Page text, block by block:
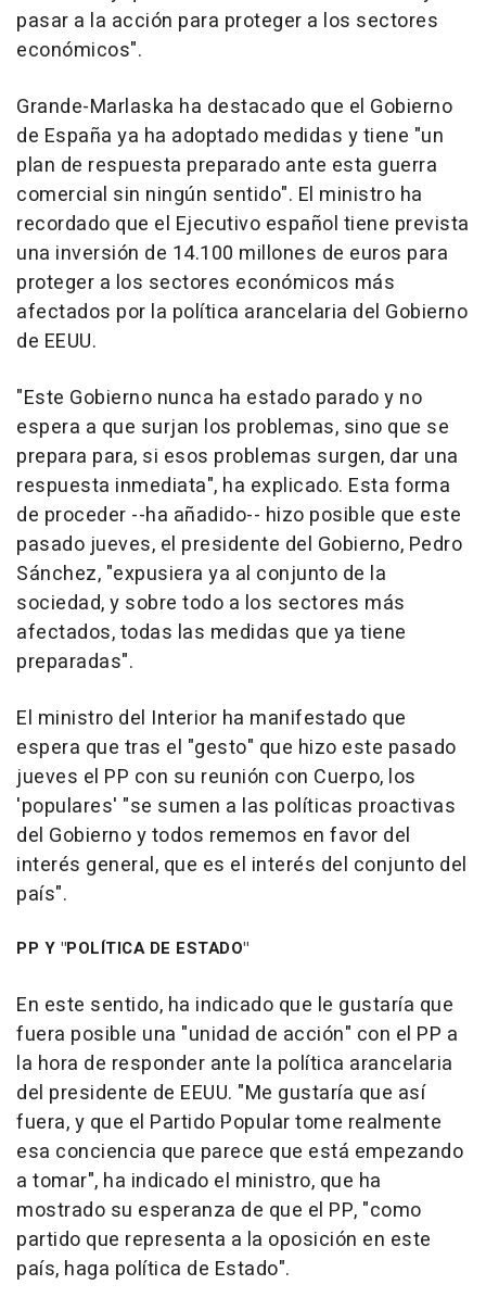
pasar a la acción para proteger a los sectores
económicos".
Grande-Marlaska ha destacado que el Gobierno
de España ya ha adoptado medidas y tiene "un
plan de respuesta preparado ante esta guerra
comercial sin ningún sentido". El ministro ha
recordado que el Ejecutivo español tiene prevista
una inversión de 14.100 millones de euros para
proteger a los sectores económicos más
afectados por la política arancelaria del Gobierno
de EEUU.
"Este Gobierno nunca ha estado parado y no
espera a que surjan los problemas, sino que se
prepara para, si esos problemas surgen, dar una
respuesta inmediata", ha explicado. Esta forma
de proceder --ha añadido-- hizo posible que este
pasado jueves, el presidente del Gobierno, Pedro
Sánchez, "expusiera ya al conjunto de la
sociedad, y sobre todo a los sectores más
afectados, todas las medidas que ya tiene
preparadas".
El ministro del Interior ha manifestado que
espera que tras el "gesto" que hizo este pasado
jueves el PP con su reunión con Cuerpo, los
'populares' "se sumen a las políticas proactivas
del Gobierno y todos rememos en favor del
interés general, que es el interés del conjunto del
país".
PP Y "POLÍTICA DE ESTADO"
En este sentido, ha indicado que le gustaría que
fuera posible una "unidad de acción" con el PP a
la hora de responder ante la política arancelaria
del presidente de EEUU. "Me gustaría que así
fuera, y que el Partido Popular tome realmente
esa conciencia que parece que está empezando
a tomar", ha indicado el ministro, que ha
mostrado su esperanza de que el PP, "como
partido que representa a la oposición en este
país, haga política de Estado".